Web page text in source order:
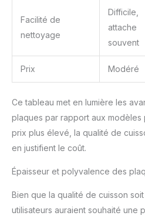
Facilité de
nettoyage
Difficile,
attache
souvent
Prix Modéré
Ce tableau met en lumière les
plaques par rapport aux
prix plus élevé, la qualité de
en justifient le coût.
Épaisseur et polyvalence des
Bien que la qualité de cuisson
utilisateurs auraient souhaité une